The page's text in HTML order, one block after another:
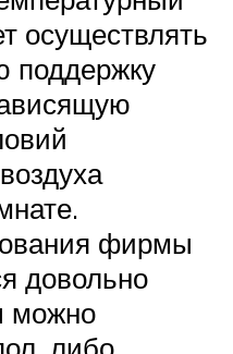
осуществлять
поддержку
фирмы
довольно
можно